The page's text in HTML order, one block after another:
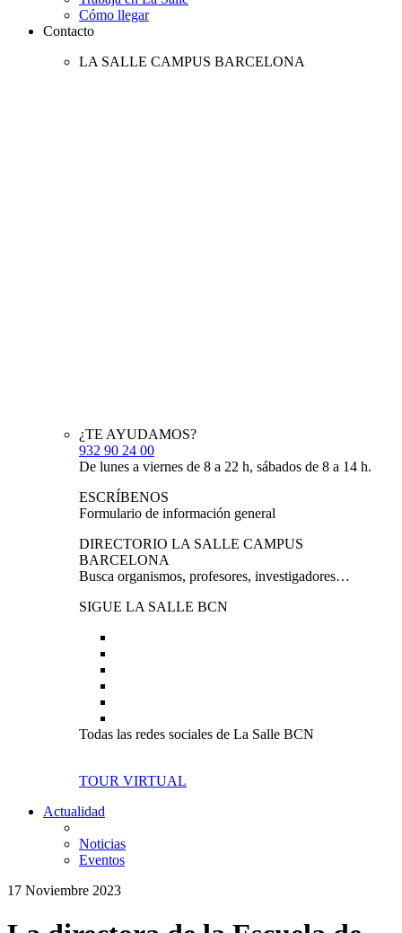
Cómo llegar
Contacto
LA SALLE CAMPUS BARCELONA
¿TE AYUDAMOS?
932 90 24 00
De lunes a viernes de 8 a 22 h, sábados de 8 a 14 h.
ESCRÍBENOS
Formulario de información general
DIRECTORIO LA SALLE CAMPUS
BARCELONA
Busca organismos, profesores, investigadores…
SIGUE LA SALLE BCN
Todas las redes sociales de La Salle BCN
TOUR VIRTUAL
Actualidad
Noticias
Eventos
17 Noviembre 2023